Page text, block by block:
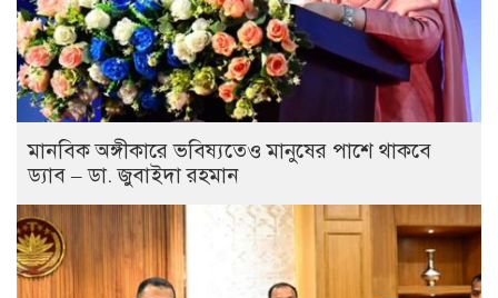
মানবিক অঙ্গীকারে ভবিষ্যতেও মানুষের পাশে থাকবে
ড্যাব – ডা. জুবাইদা রহমান